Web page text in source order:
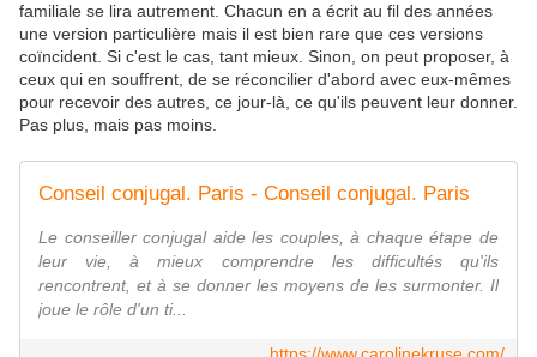
familiale se lira autrement. Chacun en a écrit au fil des années
une version particulière mais il est bien rare que ces versions
coïncident. Si c'est le cas, tant mieux. Sinon, on peut proposer, à
ceux qui en souffrent, de se réconcilier d'abord avec eux-mêmes
pour recevoir des autres, ce jour-là, ce qu'ils peuvent leur donner.
Pas plus, mais pas moins.
Conseil conjugal. Paris - Conseil conjugal. Paris
Le conseiller conjugal aide les couples, à chaque étape de
leur vie, à mieux comprendre les difficultés qu'ils
rencontrent, et à se donner les moyens de les surmonter. Il
joue le rôle d'un ti...